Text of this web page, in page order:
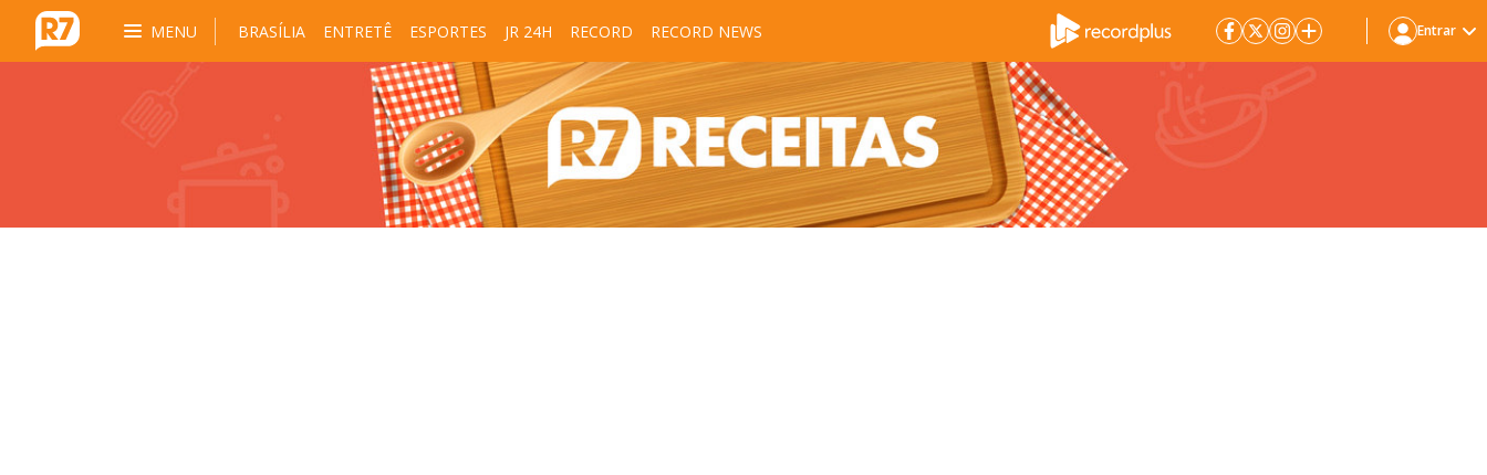
MENU BRASÍLIA ENTRETÊ ESPORTES JR 24H RECORD RECORD NEWS Entrar